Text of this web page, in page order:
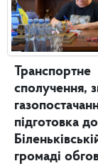
Транспортне
сполучення,
підготовка
громаді